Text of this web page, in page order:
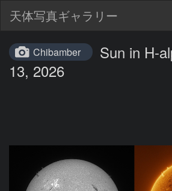
天体写真ギャラリー
Chibamber
Sun in H-
13, 2026